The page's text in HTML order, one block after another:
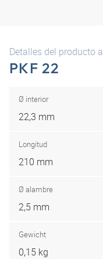
Detalles del producto a
PKF 22
Ø interior
22,3 mm
Longitud
210 mm
Ø alambre
2,5 mm
Gewicht
0,15 kg